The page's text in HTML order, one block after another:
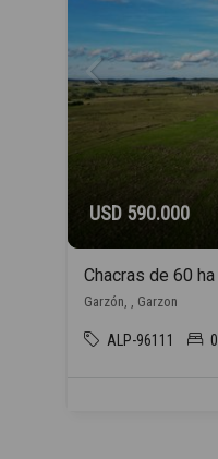
USD 590.000
Garzón, , Garzon
ALP-96111 0